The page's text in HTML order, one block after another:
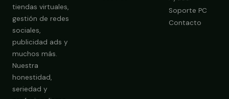
tiendas virtuales,
gestión de redes
sociales,
publicidad ads y
muchos más.
Nuestra
honestidad,
seriedad y
Soporte PC
Contacto